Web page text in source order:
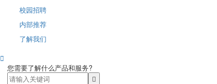
校园招聘
内部推荐
了解我们

您需要了解什么产品和服务?